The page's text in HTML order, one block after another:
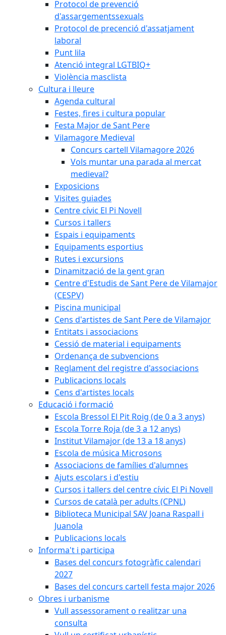
Protocol de prevenció
d'assargementssexuals
Protocol de precenció d'assatjament
laboral
Punt lila
Atenció integral LGTBIQ+
Violència masclista
Cultura i lleure
Agenda cultural
Festes, fires i cultura popular
Festa Major de Sant Pere
Vilamagore Medieval
Concurs cartell Vilamagore 2026
Vols muntar una parada al mercat
medieval?
Exposicions
Visites guiades
Centre cívic El Pi Novell
Cursos i tallers
Espais i equipaments
Equipaments esportius
Rutes i excursions
Dinamització de la gent gran
Centre d'Estudis de Sant Pere de Vilamajor
(CESPV)
Piscina municipal
Cens d'artistes de Sant Pere de Vilamajor
Entitats i associacions
Cessió de material i equipaments
Ordenança de subvencions
Reglament del registre d'associacions
Publicacions locals
Cens d'artistes locals
Educació i formació
Escola Bressol El Pit Roig (de 0 a 3 anys)
Escola Torre Roja (de 3 a 12 anys)
Institut Vilamajor (de 13 a 18 anys)
Escola de música Microsons
Associacions de famílies d'alumnes
Ajuts escolars i d'estiu
Cursos i tallers del centre cívic El Pi Novell
Cursos de català per adults (CPNL)
Biblioteca Municipal SAV Joana Raspall i
Juanola
Publicacions locals
Informa't i participa
Bases del concurs fotogràfic calendari
2027
Bases del concurs cartell festa major 2026
Obres i urbanisme
Vull assessorament o realitzar una
consulta